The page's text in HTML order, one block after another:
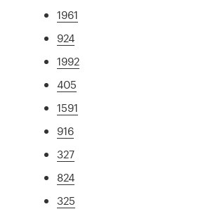
1961
924
1992
405
1591
916
327
824
325